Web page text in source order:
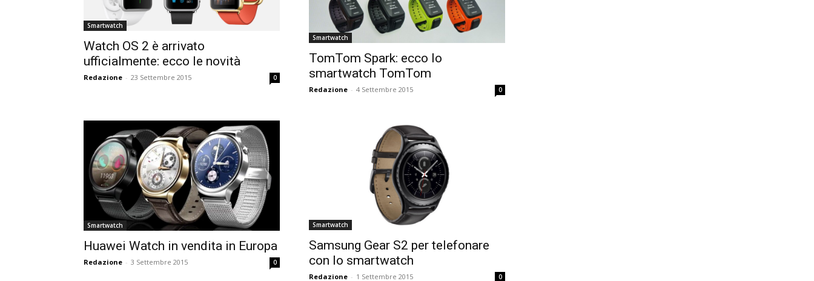
Smartwatch
Watch OS 2 è arrivato
ufficialmente: ecco le novità
Redazione - 23 Settembre 2015 0
Smartwatch
TomTom Spark: ecco lo
smartwatch TomTom
Redazione - 4 Settembre 2015 0
Smartwatch
Huawei Watch in vendita in Europa
Redazione - 3 Settembre 2015 0
Smartwatch
Samsung Gear S2 per telefonare
con lo smartwatch
Redazione - 1 Settembre 2015 0